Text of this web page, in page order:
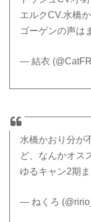
エルクCV.水橋
ゴーゲンの声は
— 結衣
水橋かおり分が
ど、なんかオス
ゆるキャン2期
— ねくろ